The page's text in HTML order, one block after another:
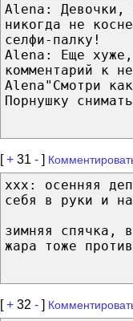
Alena: Девочки,
никогда не
селфи-палку!
Alena: Еще
комментарий к
Alena"Смотри
Порнушку
[+ 31 - ]
xxx: осенняя
себя в руки и
зимняя спячка,
жара тоже
[+ 32 - ]